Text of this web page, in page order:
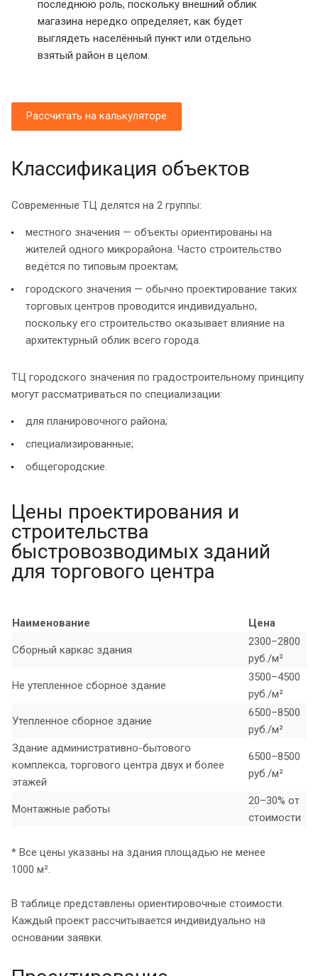
последнюю роль, поскольку внешний облик
магазина нередко определяет, как будет
выглядеть населённый пункт или отдельно
взятый район в целом.
Рассчитать на калькуляторе
Классификация объектов
Современные ТЦ делятся на 2 группы:
местного значения — объекты ориентированы на
жителей одного микрорайона. Часто строительство
ведётся по типовым проектам;
городского значения — обычно проектирование таких
торговых центров проводится индивидуально,
поскольку его строительство оказывает влияние на
архитектурный облик всего города.
ТЦ городского значения по градостроительному принципу
могут рассматриваться по специализации:
для планировочного района;
специализированные;
общегородские.
Цены проектирования и
строительства
быстровозводимых зданий
для торгового центра
Наименование Цена
Сборный каркас здания
2300–2800
руб./м²
Не утепленное сборное здание
3500–4500
руб./м²
Утепленное сборное здание
6500–8500
руб./м²
Здание административно-бытового
комплекса, торгового центра двух и более
этажей
6500–8500
руб./м²
Монтажные работы
20–30% от
стоимости
* Все цены указаны на здания площадью не менее
1000 м².
В таблице представлены ориентировочные стоимости.
Каждый проект рассчитывается индивидуально на
основании заявки.